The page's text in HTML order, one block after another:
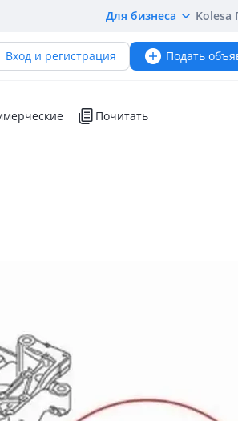
Для бизнеса Kolesa
Вход и регистрация Подать
Почитать